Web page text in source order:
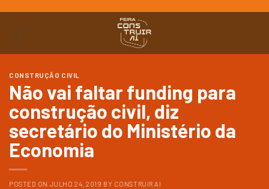
CONSTRUÇÃO CIVIL
Não vai faltar funding para
construção civil, diz
secretário do Ministério da
Economia
POSTED ON JULHO 24, 2019 BY CONSTRUIR AI